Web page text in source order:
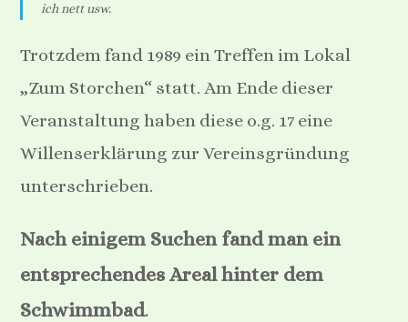
ich nett usw.
Trotzdem fand 1989 ein Treffen im Lokal
„Zum Storchen“ statt. Am Ende dieser
Veranstaltung haben diese o.g. 17 eine
Willenserklärung zur Vereinsgründung
unterschrieben.
Nach einigem Suchen fand man ein
entsprechendes Areal hinter dem
Schwimmbad.